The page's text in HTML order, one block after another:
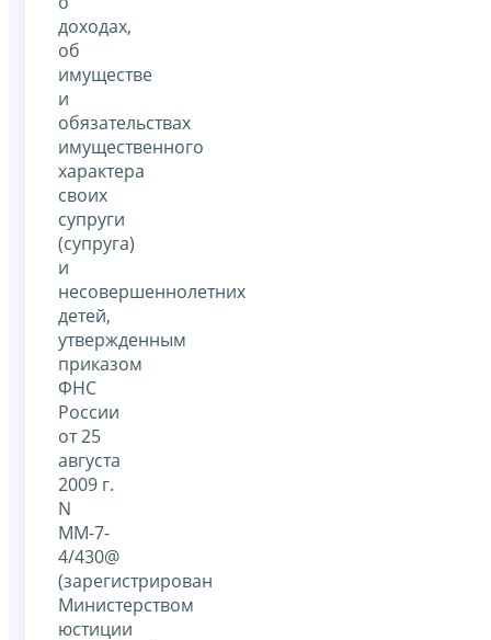
доходах,
об
имуществе
и
обязательствах
имущественного
характера
своих
супруги
(супруга)
и
несовершеннолетних
детей,
утвержденным
приказом
ФНС
России
от 25
августа
2009 г.
N
ММ-7-
4/430@
(зарегистрирован
Министерством
юстиции